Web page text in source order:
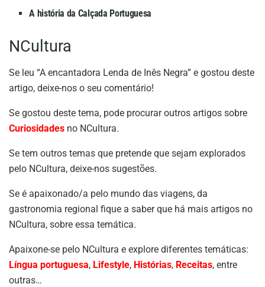
A história da Calçada Portuguesa
NCultura
Se leu “A encantadora Lenda de Inês Negra” e gostou deste
artigo, deixe-nos o seu comentário!
Se gostou deste tema, pode procurar outros artigos sobre
Curiosidades no NCultura.
Se tem outros temas que pretende que sejam explorados
pelo NCultura, deixe-nos sugestões.
Se é apaixonado/a pelo mundo das viagens, da
gastronomia regional fique a saber que há mais artigos no
NCultura, sobre essa temática.
Apaixone-se pelo NCultura e explore diferentes temáticas:
Língua portuguesa, Lifestyle, Histórias, Receitas, entre
outras…